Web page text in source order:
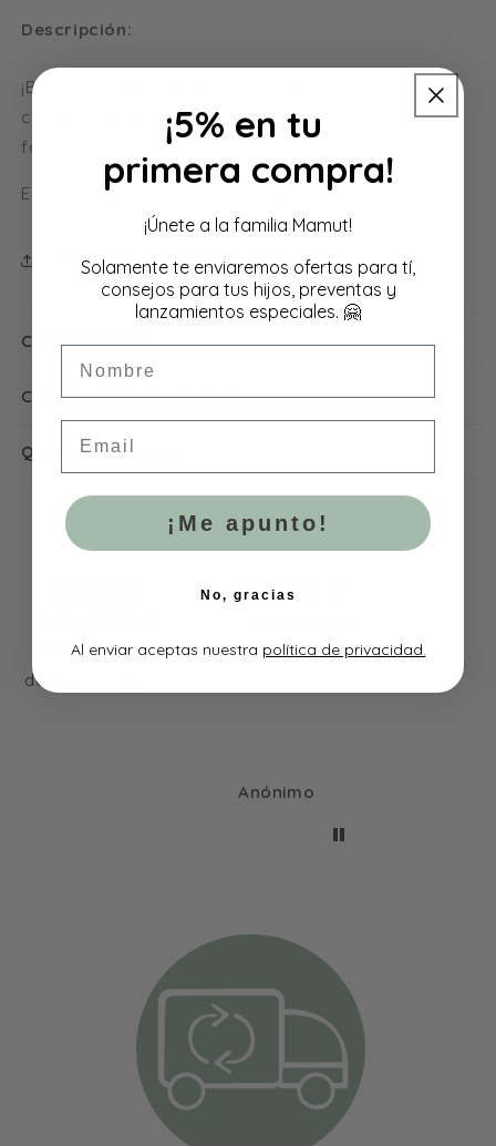
Descripción:
¡Booooooohhh! Chaqueta de fantasma color claro
con máscara incluida. Da miedo con este disfraz de
fantasma.
Edad recomendada de 8 a 10 años
Compártelo con quién quieras 🤗
Características
Competencias trabajadas
Quiero saber más
de 346 reseñas
Anónimo
¡5% en tu
primera compra!
¡Únete a la familia Mamut!
Solamente te enviaremos ofertas para tí,
consejos para tus hijos, preventas y
lanzamientos especiales. 🤗
¡Me apunto!
No, gracias
Al enviar aceptas nuestra política de privacidad.